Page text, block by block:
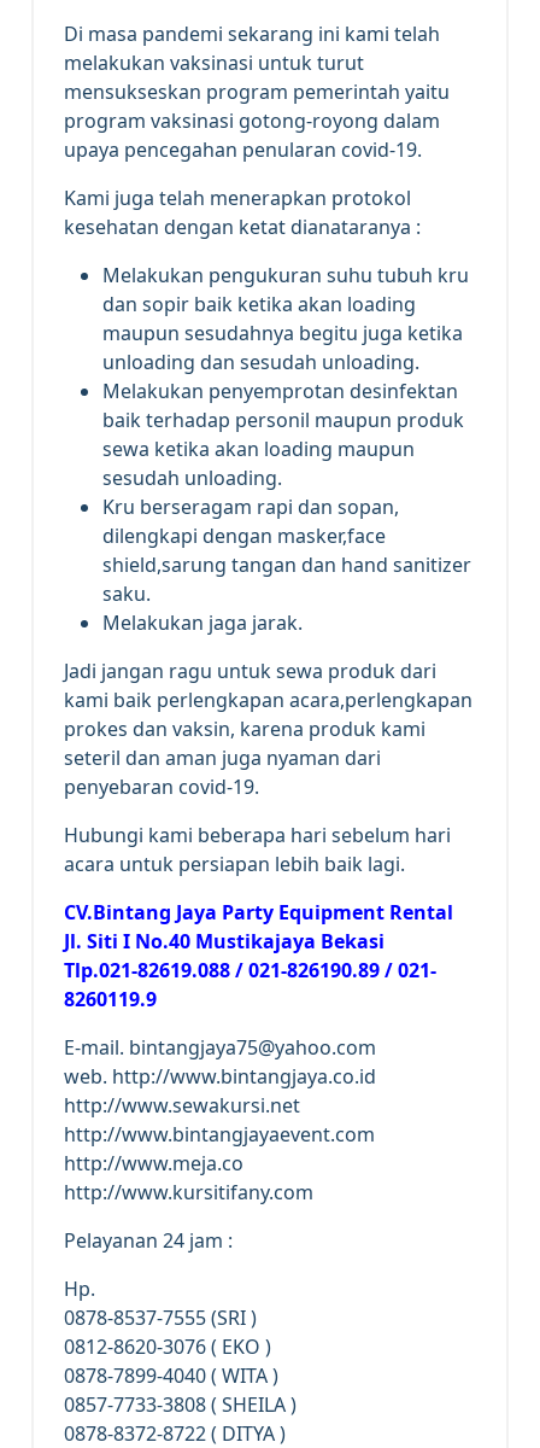
Di masa pandemi sekarang ini kami telah
melakukan vaksinasi untuk turut
mensukseskan program pemerintah yaitu
program vaksinasi gotong-royong dalam
upaya pencegahan penularan covid-19.
Kami juga telah menerapkan protokol
kesehatan dengan ketat dianataranya :
Melakukan pengukuran suhu tubuh kru
dan sopir baik ketika akan loading
maupun sesudahnya begitu juga ketika
unloading dan sesudah unloading.
Melakukan penyemprotan desinfektan
baik terhadap personil maupun produk
sewa ketika akan loading maupun
sesudah unloading.
Kru berseragam rapi dan sopan,
dilengkapi dengan masker,face
shield,sarung tangan dan hand sanitizer
saku.
Melakukan jaga jarak.
Jadi jangan ragu untuk sewa produk dari
kami baik perlengkapan acara,perlengkapan
prokes dan vaksin, karena produk kami
seteril dan aman juga nyaman dari
penyebaran covid-19.
Hubungi kami beberapa hari sebelum hari
acara untuk persiapan lebih baik lagi.
CV.Bintang Jaya Party Equipment Rental
Jl. Siti I No.40 Mustikajaya Bekasi
Tlp.021-82619.088 / 021-826190.89 / 021-
8260119.9
E-mail. bintangjaya75@yahoo.com
web. http://www.bintangjaya.co.id
http://www.sewakursi.net
http://www.bintangjayaevent.com
http://www.meja.co
http://www.kursitifany.com
Pelayanan 24 jam :
Hp.
0878-8537-7555 (SRI )
0812-8620-3076 ( EKO )
0878-7899-4040 ( WITA )
0857-7733-3808 ( SHEILA )
0878-8372-8722 ( DITYA )